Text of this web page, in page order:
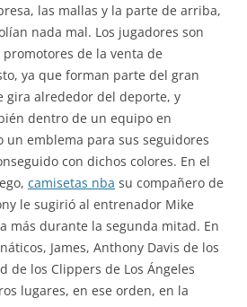
las mallas y la parte de arriba,
nada mal. Los jugadores son
de la venta de
ya que forman parte del gran
gira alrededor del deporte, y
dentro de un equipo en
emblema para sus seguidores
con dichos colores. En el
camisetas nba su compañero de
le sugirió al entrenador Mike
más durante la segunda mitad. En
James, Anthony Davis de los
de los Clippers de Los Ángeles
lugares, en ese orden, en la